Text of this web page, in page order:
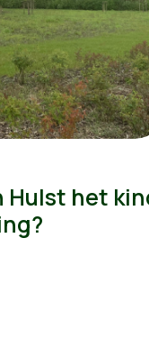
Hulst het